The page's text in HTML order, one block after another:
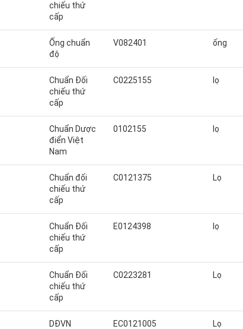
chiếu thứ
cấp
Ống chuẩn
độ
V082401 ống
Chuẩn Đối
chiếu thứ
cấp
C0225155 lọ
Chuẩn Dược
điển Việt
Nam
0102155 lọ
Chuẩn đối
chiếu thứ
cấp
C0121375 Lọ
Chuẩn Đối
chiếu thứ
cấp
E0124398 lọ
Chuẩn Đối
chiếu thứ
cấp
C0223281 Lọ
DĐVN EC0121005 Lọ